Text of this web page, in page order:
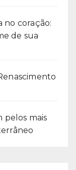
no coração:
de sua
pelos mais